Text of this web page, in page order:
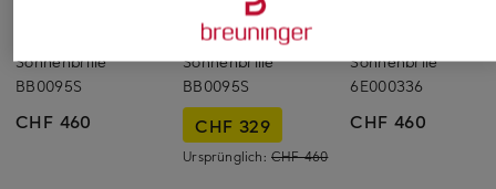
Sonnenbrille
BB0095S
CHF 460
BALENCIAGA
Sonnenbrille
BB0095S
CHF 329
Ursprünglich: CHF 460
Sonnenbrile
6E000336
CHF 460